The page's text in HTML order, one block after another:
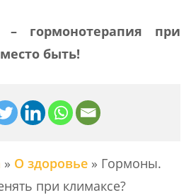
– гормонотерапия при
быть!
» О здоровье » Гормоны.
при климаксе?